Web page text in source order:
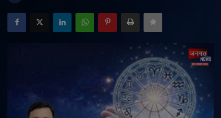
खेल
राजनीति
ज्योतिष